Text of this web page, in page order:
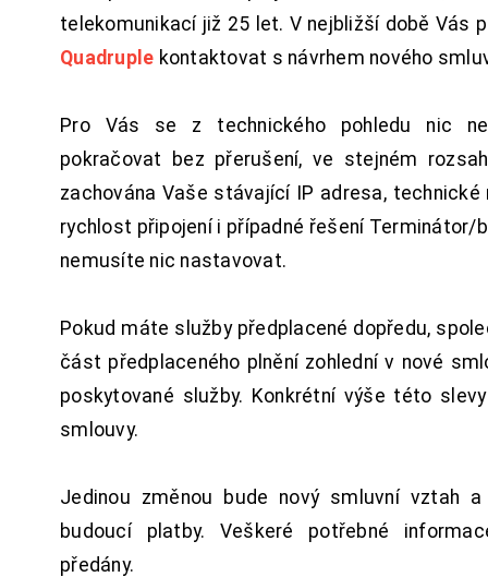
telekomunikací již 25 let. V nejbližší době Vás
Quadruple kontaktovat s návrhem nového
Pro Vás se z technického pohledu nic
pokračovat bez přerušení, ve stejném
zachována Vaše stávající IP adresa, technické
rychlost připojení i případné řešení Terminátor/
nemusíte nic nastavovat.
Pokud máte služby předplacené dopředu,
část předplaceného plnění zohlední v nové
poskytované služby. Konkrétní výše této
smlouvy.
Jedinou změnou bude nový smluvní vztah
budoucí platby. Veškeré potřebné
předány.